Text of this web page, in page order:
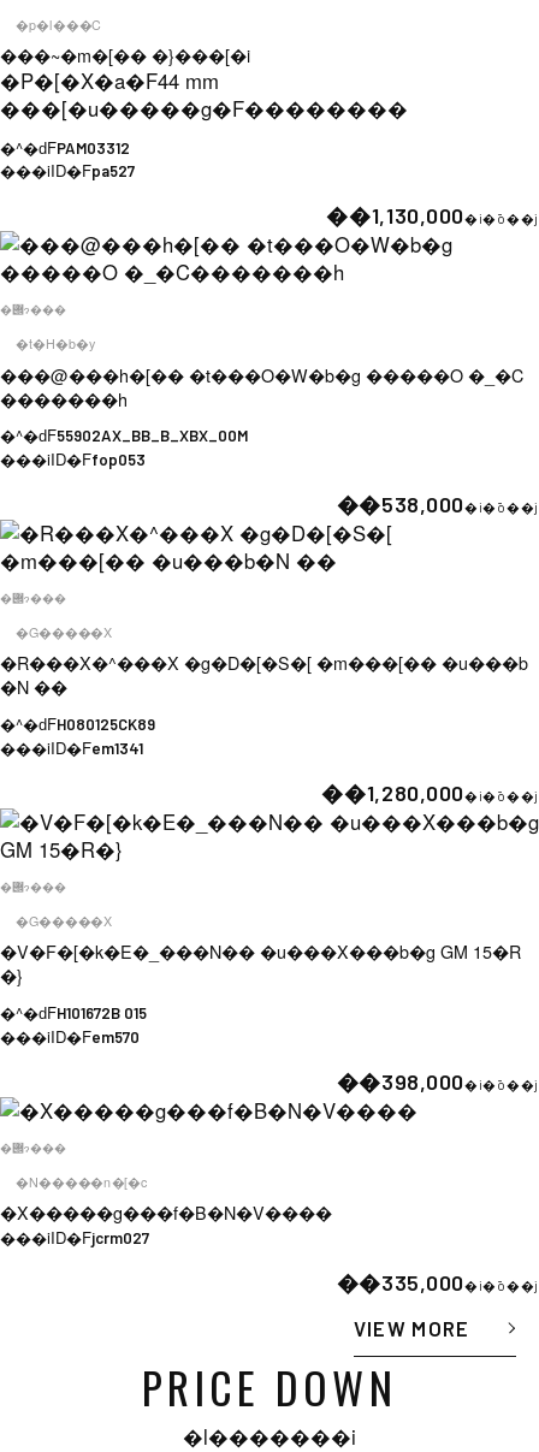
�p�l���C
���~�m�[�� �}���[�i
�P�[�X�a�F44 mm
���[�u�����g�F��������
�^�ԁFPAM03312
���iID�Fpa527
��1,130,000�i�ō��j
�݌ɂ���
�t�H�b�y
���@���h�[�� �t���O�W�b�g �����O �_�C
�������h
�^�ԁF55902AX_BB_B_XBX_00M
���iID�Ffop053
��538,000�i�ō��j
�݌ɂ���
�G�����X
�R���X�^���X �g�D�[�S�[ �m���[�� �u���b
�N ��
�^�ԁFH080125CK89
���iID�Fem1341
��1,280,000�i�ō��j
�݌ɂ���
�G�����X
�V�F�[�k�E�_���N�� �u���X���b�g GM 15�R
�}
�^�ԁFH101672B 015
���iID�Fem570
��398,000�i�ō��j
�݌ɂ���
�N�����n�[�c
�X�����g���f�B�N�V����
���iID�Fjcrm027
��335,000�i�ō��j
VIEW MORE
PRICE DOWN
�l�������i